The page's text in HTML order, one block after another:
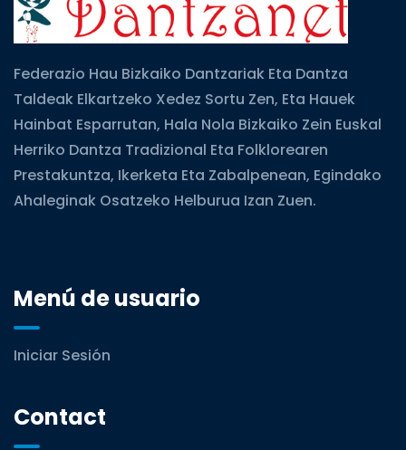
Federazio Hau Bizkaiko Dantzariak Eta Dantza
Taldeak Elkartzeko Xedez Sortu Zen, Eta Hauek
Hainbat Esparrutan, Hala Nola Bizkaiko Zein Euskal
Herriko Dantza Tradizional Eta Folklorearen
Prestakuntza, Ikerketa Eta Zabalpenean, Egindako
Ahaleginak Osatzeko Helburua Izan Zuen.
Menú de usuario
Iniciar Sesión
Contact